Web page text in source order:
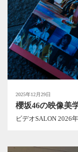
2025年12月29日
櫻坂46の映像美
ビデオSALON 2026